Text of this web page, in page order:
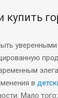
купить
в
Мало